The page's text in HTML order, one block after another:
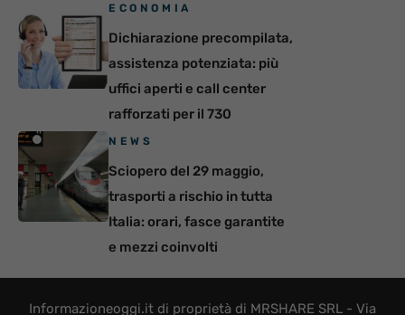
ECONOMIA
Dichiarazione precompilata,
assistenza potenziata: più
uffici aperti e call center
rafforzati per il 730
NEWS
Sciopero del 29 maggio,
trasporti a rischio in tutta
Italia: orari, fasce garantite
e mezzi coinvolti
Informazioneoggi.it di proprietà di MRSHARE SRL - Via